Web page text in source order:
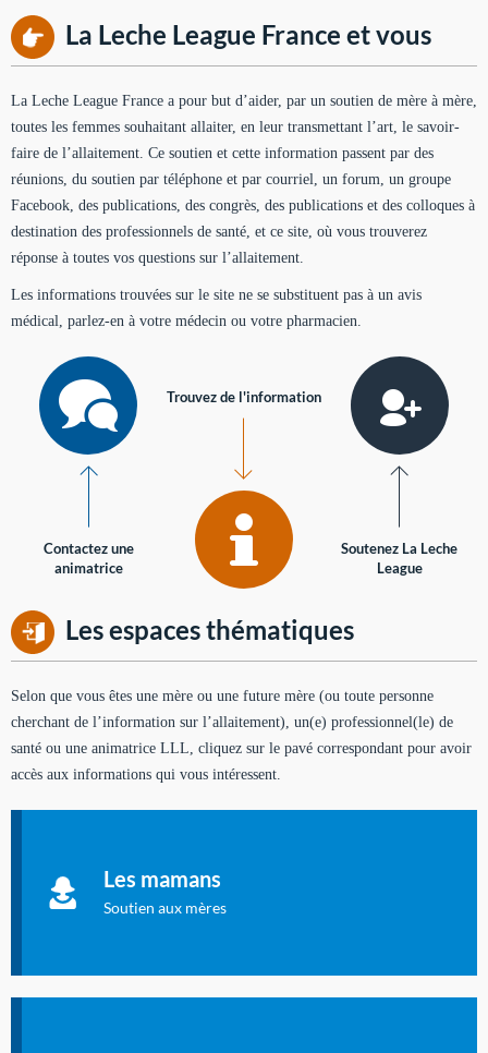
La Leche League France et vous
La Leche League France a pour but d’aider, par un soutien de mère à mère,
toutes les femmes souhaitant allaiter, en leur transmettant l’art, le savoir-
faire de l’allaitement. Ce soutien et cette information passent par des
réunions, du soutien par téléphone et par courriel, un forum, un groupe
Facebook, des publications, des congrès, des publications et des colloques à
destination des professionnels de santé, et ce site, où vous trouverez
réponse à toutes vos questions sur l’allaitement.
Les informations trouvées sur le site ne se substituent pas à un avis
médical, parlez-en à votre médecin ou votre pharmacien.
Contactez une
animatrice
Trouvez de l'information
Soutenez La Leche
League
Les espaces thématiques
Selon que vous êtes une mère ou une future mère (ou toute personne
cherchant de l’information sur l’allaitement), un(e) professionnel(le) de
santé ou une animatrice LLL, cliquez sur le pavé correspondant pour avoir
accès aux informations qui vous intéressent.
Les mamans
Soutien aux mères
à allaiter et vous informer : toutes les rubriques qui
concernent l'allaitement.